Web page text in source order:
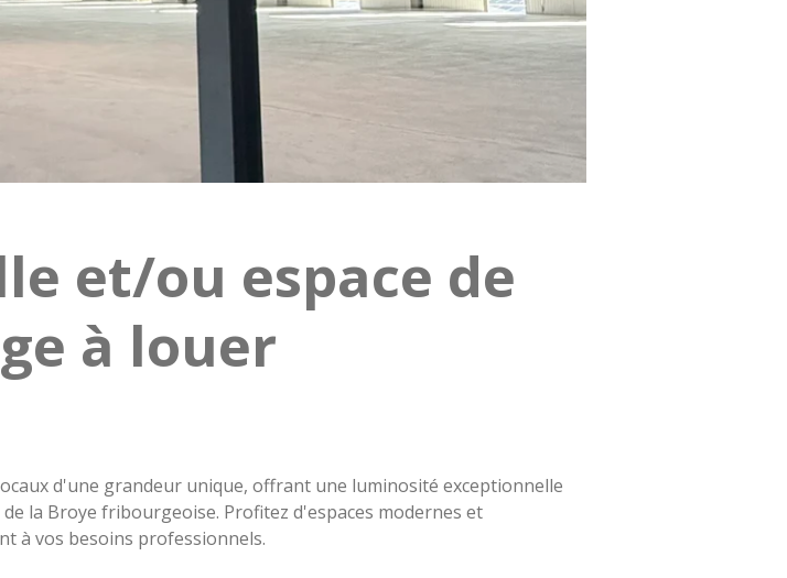
et/ou espace de
à louer
d'une grandeur unique, offrant une luminosité exceptionnelle
la Broye fribourgeoise. Profitez d'espaces modernes et
à vos besoins professionnels.